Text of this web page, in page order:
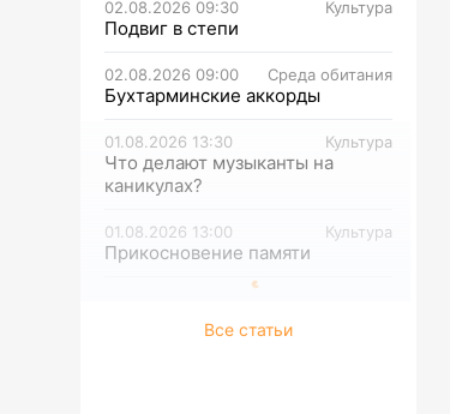
02.08.2026 09:30 Культура
Подвиг в степи
02.08.2026 09:00 Среда обитания
Бухтарминские аккорды
01.08.2026 13:30 Культура
Что делают музыканты на
каникулах?
01.08.2026 13:00 Культура
Прикосновение памяти
Все статьи